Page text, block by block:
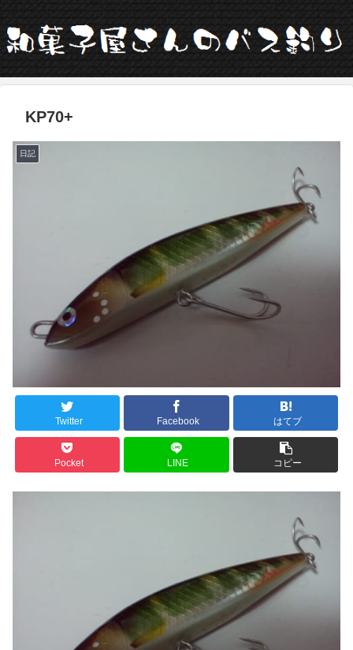
KP70+
日記
Twitter Facebook はてブ
Pocket LINE コピー